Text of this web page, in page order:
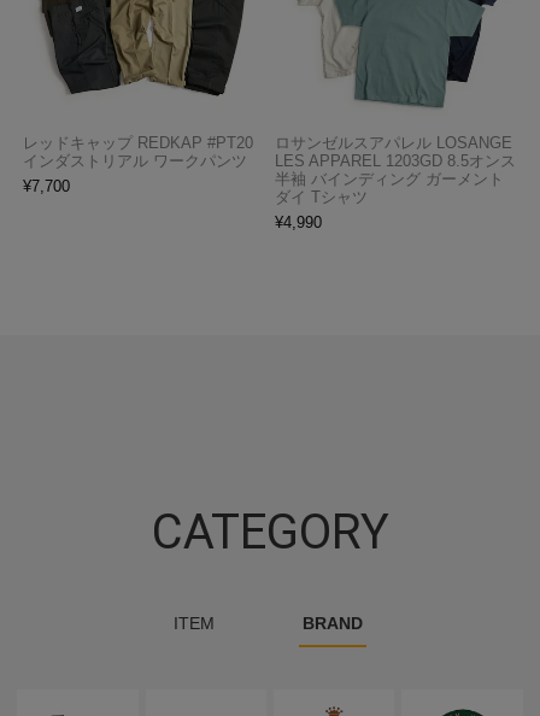
レッドキャップ REDKAP #PT20
インダストリアル ワークパンツ
¥7,700
ロサンゼルスアパレル LOSANGE
LES APPAREL 1203GD 8.5オンス
半袖 バインディング ガーメント
ダイ Tシャツ
¥4,990
CATEGORY
ITEM BRAND